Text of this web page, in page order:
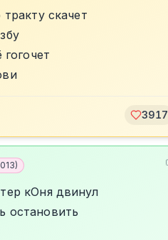
скачет
3917
)
кОня двинул
остановить